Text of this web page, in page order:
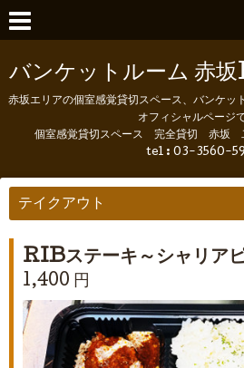
バンケットルーム
赤坂エリアの個室感覚貸切スペース、バン
オフィシャルページで
個室感覚貸切スペース 完全貸切 赤坂
tel : 03-3560-
テイクアウト
RIBステーキ～シャリア
1,400 円